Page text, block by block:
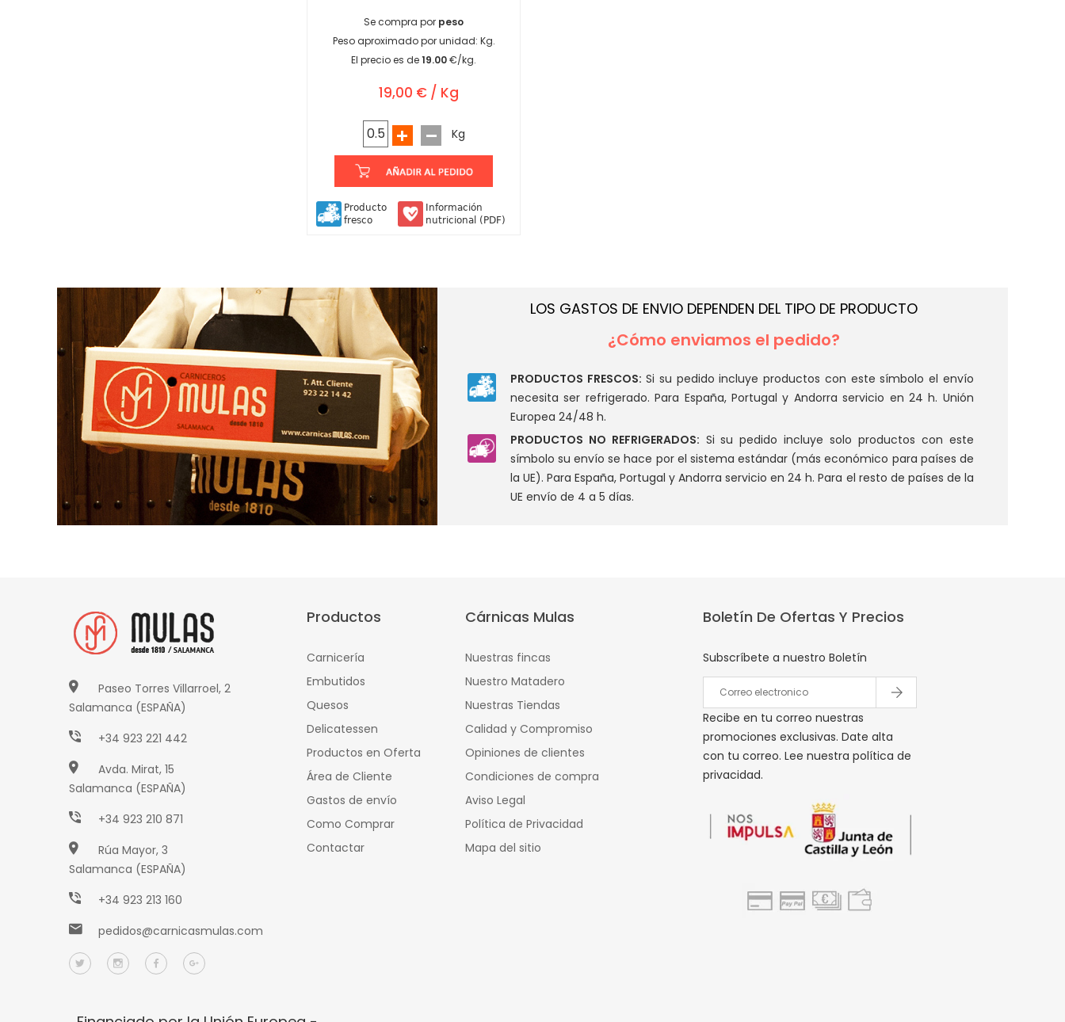
Se compra por peso
Peso aproximado por unidad: Kg.
El precio es de19.00€/kg.
19,00 € / Kg
Kg
Producto
fresco
Información
nutricional (PDF)
LOS GASTOS DE ENVIO DEPENDEN DEL TIPO DE PRODUCTO
¿Cómo enviamos el pedido?
PRODUCTOS FRESCOS: Si su pedido incluye productos con este símbolo el envío
necesita ser refrigerado. Para España, Portugal y Andorra servicio en 24 h. Unión
Europea 24/48 h.
PRODUCTOS NO REFRIGERADOS: Si su pedido incluye solo productos con este
símbolo su envío se hace por el sistema estándar (más económico para países de
la UE). Para España, Portugal y Andorra servicio en 24 h. Para el resto de países de la
UE envío de 4 a 5 días.
Paseo Torres Villarroel, 2
Salamanca (ESPAÑA)
+34 923 221 442
Avda. Mirat, 15
Salamanca (ESPAÑA)
+34 923 210 871
Rúa Mayor, 3
Salamanca (ESPAÑA)
+34 923 213 160
pedidos@carnicasmulas.com
Productos
Carnicería
Embutidos
Quesos
Delicatessen
Productos en Oferta
Área de Cliente
Gastos de envío
Como Comprar
Contactar
Cárnicas Mulas
Nuestras fincas
Nuestro Matadero
Nuestras Tiendas
Calidad y Compromiso
Opiniones de clientes
Condiciones de compra
Aviso Legal
Política de Privacidad
Mapa del sitio
Boletín De Ofertas Y Precios
Subscríbete a nuestro Boletín
Recibe en tu correo nuestras
promociones exclusivas. Date alta
con tu correo. Lee nuestra política de
privacidad.